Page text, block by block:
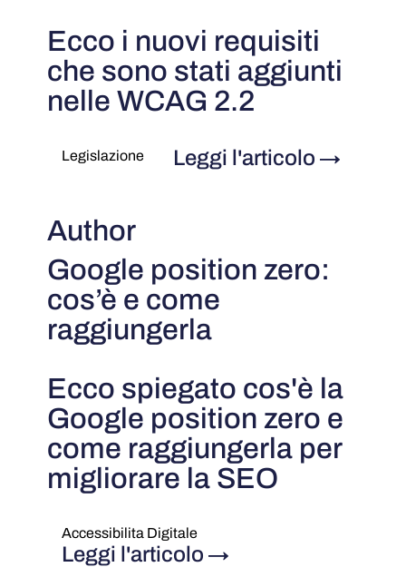
Ecco i nuovi requisiti
che sono stati aggiunti
nelle WCAG 2.2
Legislazione Leggi l'articolo →
Author
Google position zero:
cos’è e come
raggiungerla
Ecco spiegato cos'è la
Google position zero e
come raggiungerla per
migliorare la SEO
Accessibilita Digitale
Leggi l'articolo →